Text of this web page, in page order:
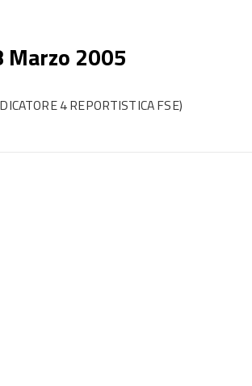
Marzo 2005
4 REPORTISTICA FSE)